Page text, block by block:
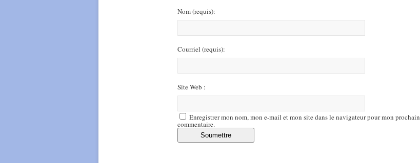
Nom(requis):
Courriel (requis):
Site Web :
Enregistrer mon nom, mon e-mail et mon site dans le navigateur pour mon prochain
commentaire.